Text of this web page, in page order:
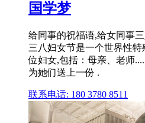
国学梦
给同事的祝福语,给女同事
三八妇女节是一个世界性
位妇女,包括：母亲、老师
为她们送上一份 .
联系电话: 180 3780 8511